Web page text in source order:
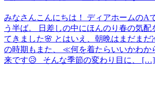
みなさんこんにちは！ ディアホームのA
う半ば。 日差しの中にほんのり春の気配
てきました🌸 とはいえ、朝晩はまだまだ
の時期もまた、 ≪何を着たらいいかわか
来です😥 そんな季節の変わり目に、 […]